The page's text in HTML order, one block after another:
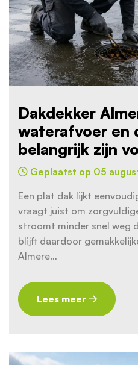
Dakdekker
waterafvoer en
belangrijk zijn
Geplaatst op 05
Een plat dak lijkt
vraagt juist om
stroomt minder snel weg
blijft daardoor
Almere…
Lees meer